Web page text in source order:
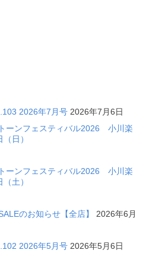
2026年7月号 2026年7月6日
ーンフェスティバル2026 小川楽
日）
ーンフェスティバル2026 小川楽
土）
のお知らせ【全店】
2026年6月
2026年5月号 2026年5月6日